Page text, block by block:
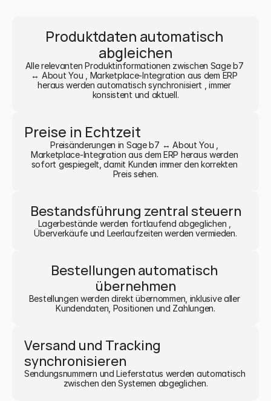
Produktdaten automatisch
abgleichen
Alle relevanten Produktinformationen zwischen Sage b7
↔ About You , Marketplace-Integration aus dem ERP
heraus werden automatisch synchronisiert , immer
konsistent und aktuell.
Preise in Echtzeit
Preisänderungen in Sage b7 ↔ About You ,
Marketplace-Integration aus dem ERP heraus werden
sofort gespiegelt, damit Kunden immer den korrekten
Preis sehen.
Bestandsführung zentral steuern
Lagerbestände werden fortlaufend abgeglichen ,
Überverkäufe und Leerlaufzeiten werden vermieden.
Bestellungen automatisch
übernehmen
Bestellungen werden direkt übernommen, inklusive aller
Kundendaten, Positionen und Zahlungen.
Versand und Tracking
synchronisieren
Sendungsnummern und Lieferstatus werden automatisch
zwischen den Systemen abgeglichen.